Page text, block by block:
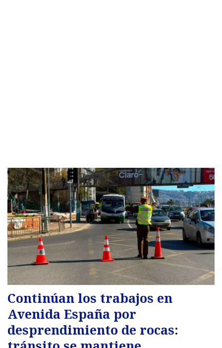
Continúan los trabajos en
Avenida España por
desprendimiento de rocas: